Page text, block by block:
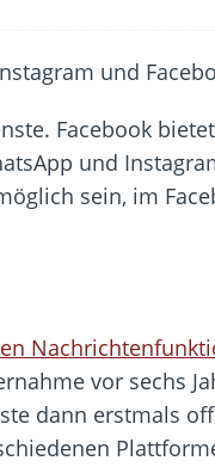
Opfer
Facebook
und
sein, im
vor sechs
dann erstmals